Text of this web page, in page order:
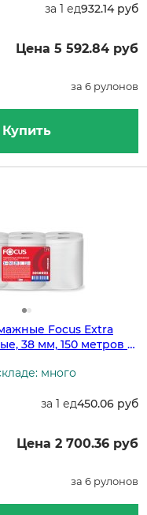
за 1 ед932.14 руб
Цена 5 592.84 руб
за 6 рулонов
Купить
Focus Extra
38 мм, 150 метров в
в упаковке
много
за 1 ед450.06 руб
Цена 2 700.36 руб
за 6 рулонов